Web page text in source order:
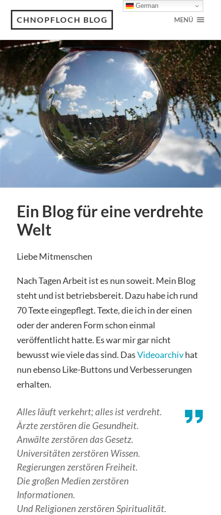
CHNOPFLOCH BLOG MENÜ
Ein Blog für eine verdrehte
Welt
Liebe Mitmenschen
Nach Tagen Arbeit ist es nun soweit. Mein Blog
steht und ist betriebsbereit. Dazu habe ich rund
70 Texte eingepflegt. Texte, die ich in der einen
oder der anderen Form schon einmal
veröffentlicht hatte. Es war mir gar nicht
bewusst wie viele das sind. DasVideoarchivhat
nun ebenso Like-Buttons und Verbesserungen
erhalten.
Alles läuft verkehrt; alles ist verdreht.
Ärzte zerstören die Gesundheit.
Anwälte zerstören das Gesetz.
Universitäten zerstören Wissen.
Regierungen zerstören Freiheit.
Die großen Medien zerstören
Informationen.
Und Religionen zerstören Spiritualität.
German